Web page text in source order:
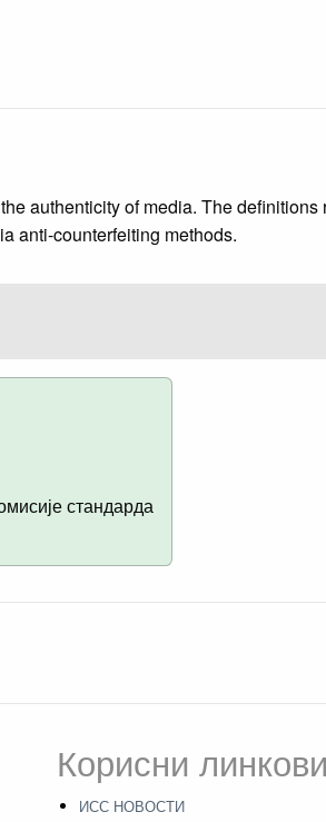
authenticity of media. The
anti-counterfeiting methods.
стандарда
Корисни линкови
ИСС НОВОСТИ